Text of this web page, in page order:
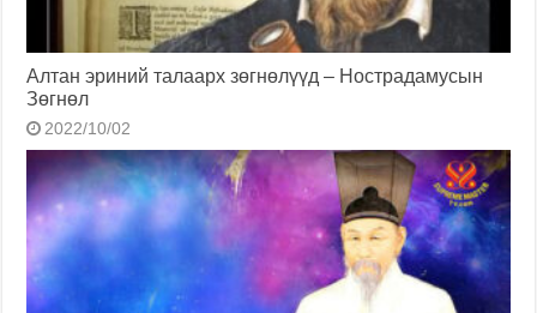
Алтан эриний талаарх зөгнөлүүд – Нострадамусын
Зөгнөл
2022/10/02